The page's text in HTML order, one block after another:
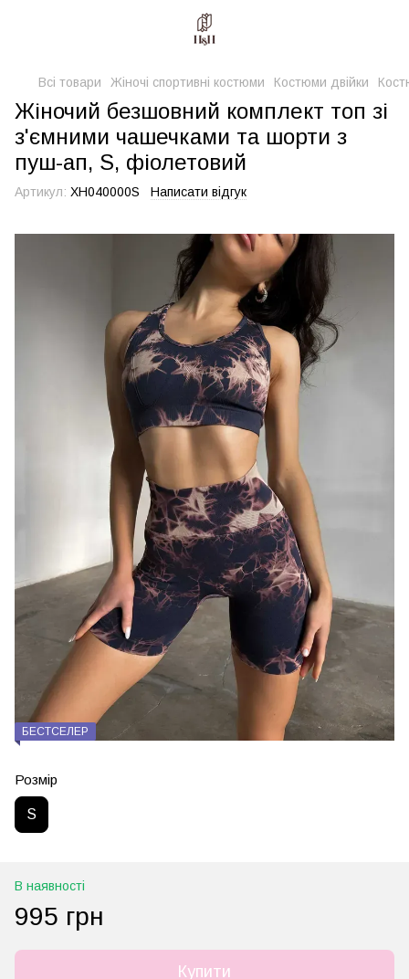
Всі товари Жіночі спортивні костюми Костюми двійки
Жіночий безшовний комплект топ зі
з'ємними чашечками та шорти з
пуш-ап, S, фіолетовий
Артикул: XH040000S Написати відгук
БЕСТСЕЛЕР
Розмір
S
В наявності
995 грн
Купити